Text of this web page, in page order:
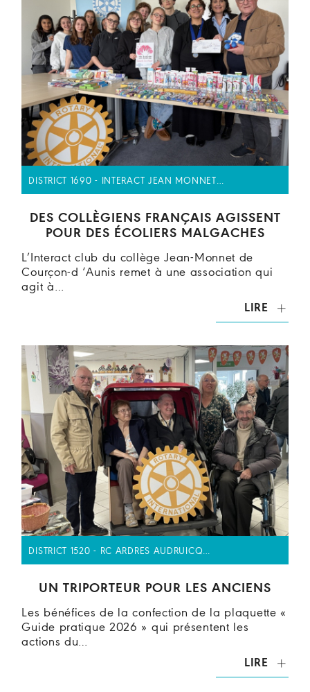
DISTRICT 1690 - INTERACT JEAN MONNET…
DES COLLÈGIENS FRANÇAIS AGISSENT
POUR DES ÉCOLIERS MALGACHES
L’Interact club du collège Jean-Monnet de
Courçon-d ‘Aunis remet à une association qui
agit à…
LIRE
DISTRICT 1520 - RC ARDRES AUDRUICQ…
UN TRIPORTEUR POUR LES ANCIENS
Les bénéfices de la confection de la plaquette «
Guide pratique 2026 » qui présentent les
actions du…
LIRE